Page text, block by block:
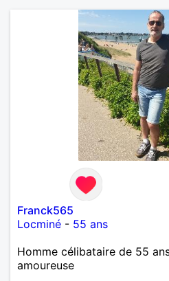
temps de discuter… et
Franck565
Locminé - 55 ans
Homme célibataire de 55
amoureuse